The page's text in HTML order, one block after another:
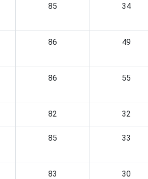
85 34
86 49
86 55
82 32
85 33
83 30